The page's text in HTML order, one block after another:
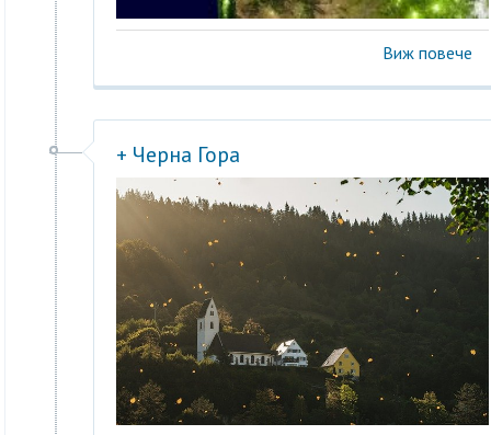
Виж повече
+ Черна Гора